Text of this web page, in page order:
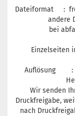
Dateiformat :
andere
bei
2 mm
Einzelseiten
Auflösung :
Wir senden
Druckfreigabe,
nach